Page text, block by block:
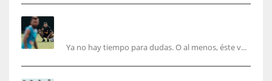
Ya no hay tiempo para dudas. O al menos, éste v...